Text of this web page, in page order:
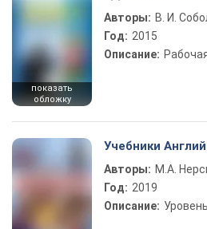
показать
обложку
Авторы: В. И.
Год: 2015
Описание:
Учебники
Авторы: М.А.
Год: 2019
Описание: